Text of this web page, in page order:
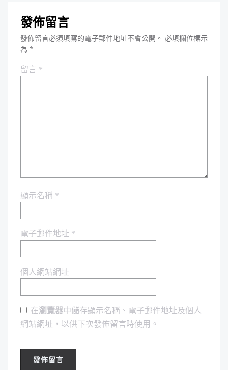
發佈留言
發佈留言必須填寫的電子郵件地址不會公開。 必填欄位標示
為 *
留言 *
顯示名稱 *
電子郵件地址 *
個人網站網址
在瀏覽器中儲存顯示名稱、電子郵件地址及個人
網站網址，以供下次發佈留言時使用。